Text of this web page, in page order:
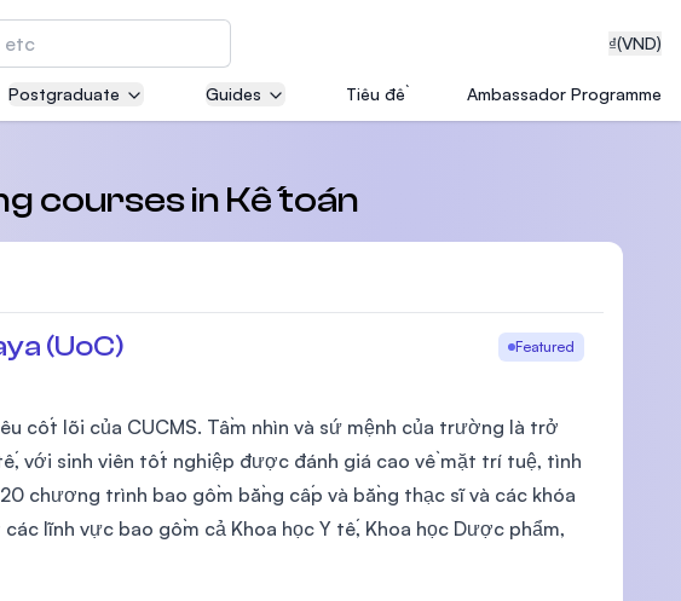
₫(VND)
and
IT and Engineering
(IMU)
private medical
in collaboration with
(MIT)
Postgraduate Guides Tiêu đề Ambassador Programme
courses in Kế toán
(UoC) Featured
cốt lõi của CUCMS. Tầm nhìn và sứ mệnh của trường là trở
với sinh viên tốt nghiệp được đánh giá cao về mặt trí tuệ, tình
chương trình bao gồm bằng cấp và bằng thạc sĩ và các khóa
lĩnh vực bao gồm cả Khoa học Y tế, Khoa học Dược phẩm,